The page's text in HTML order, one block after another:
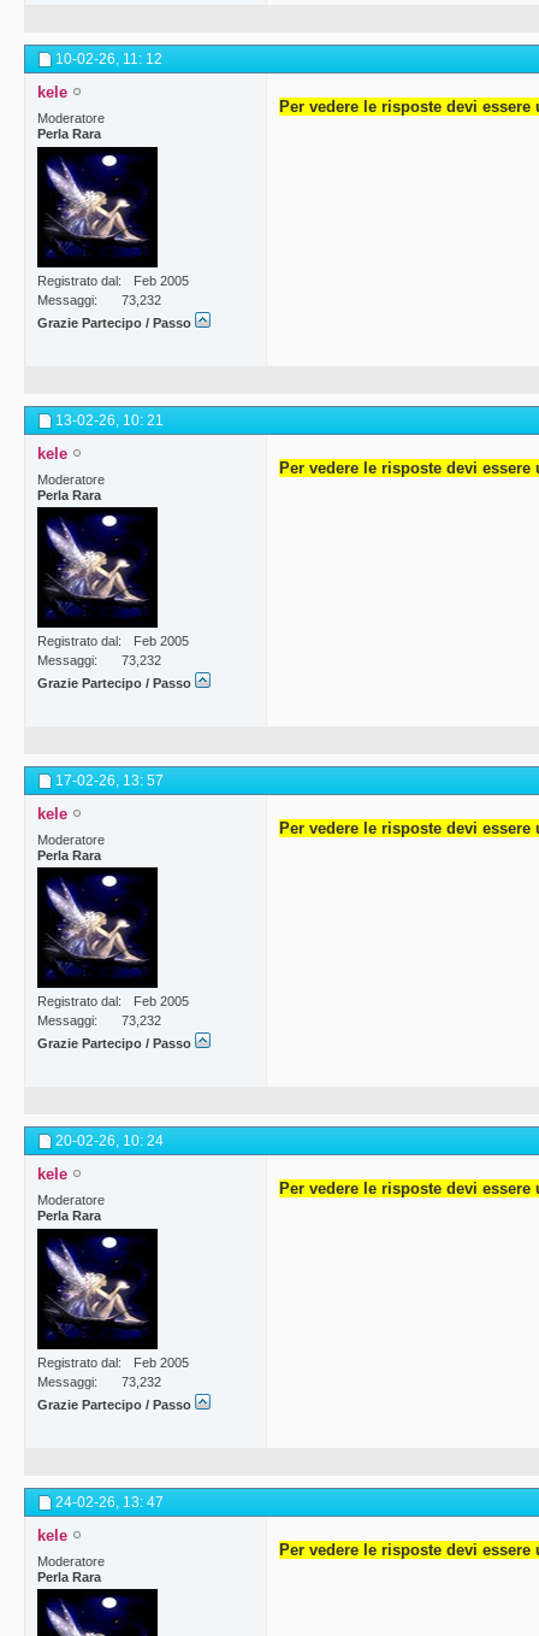
10-02-26, 11: 12
kele
Moderatore
Perla Rara
Registrato dal
Feb 2005
Messaggi
73,232
Grazie Partecipo / Passo
Per vedere le risposte devi
13-02-26, 10: 21
kele
Moderatore
Perla Rara
Registrato dal
Feb 2005
Messaggi
73,232
Grazie Partecipo / Passo
Per vedere le risposte devi essere
17-02-26, 13: 57
kele
Moderatore
Perla Rara
Registrato dal
Feb 2005
Messaggi
73,232
Grazie Partecipo / Passo
Per vedere le risposte devi
20-02-26, 10: 24
kele
Moderatore
Perla Rara
Registrato dal
Feb 2005
Messaggi
73,232
Grazie Partecipo / Passo
Per vedere le risposte devi
24-02-26, 13: 47
kele
Moderatore
Perla Rara
Per vedere le risposte devi essere